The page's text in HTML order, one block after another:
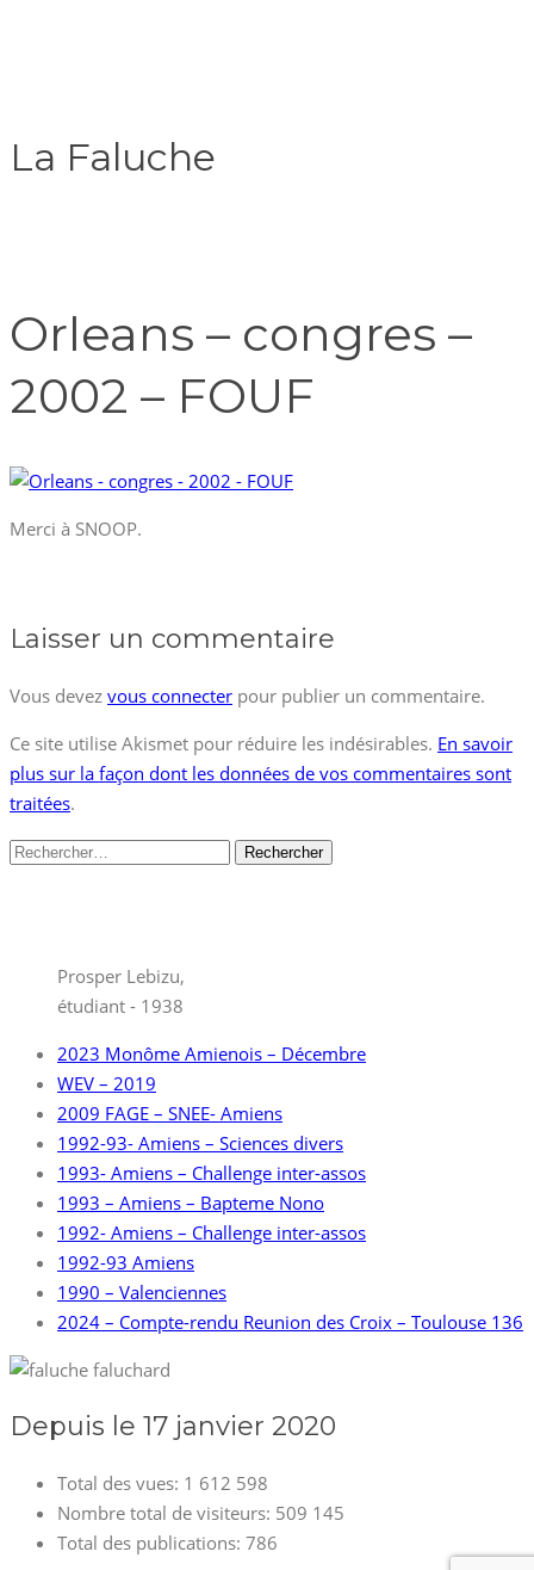
La Faluche
Orleans – congres –
2002 – FOUF
Merci à SNOOP.
Laisser un commentaire
Vous devez vous connecter pour publier un commentaire.
Ce site utilise Akismet pour réduire les indésirables. En savoir
plus sur la façon dont les données de vos commentaires sont
traitées.
Rechercher :
Prosper Lebizu,
étudiant - 1938
2023 Monôme Amienois – Décembre
WEV – 2019
2009 FAGE – SNEE- Amiens
1992-93- Amiens – Sciences divers
1993- Amiens – Challenge inter-assos
1993 – Amiens – Bapteme Nono
1992- Amiens – Challenge inter-assos
1992-93 Amiens
1990 – Valenciennes
2024 – Compte-rendu Reunion des Croix – Toulouse 136
Depuis le 17 janvier 2020
Total des vues: 1 612 598
Nombre total de visiteurs: 509 145
Total des publications: 786